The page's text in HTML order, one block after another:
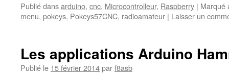
Publié dansarduino, cnc, Microcontrolleur, Raspberry | Marqué
menu, pokeys, Pokeys57CNC, radioamateur | Laisser un
Les applications Arduino
Publié le 15 février 2014parf8asb